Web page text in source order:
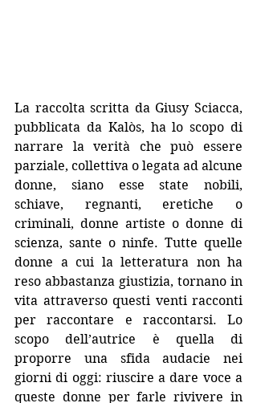
La raccolta scritta da Giusy Sciacca,
pubblicata da Kalòs, ha lo scopo di
narrare la verità che può essere
parziale, collettiva o legata ad alcune
donne, siano esse state nobili,
schiave, regnanti, eretiche o
criminali, donne artiste o donne di
scienza, sante o ninfe. Tutte quelle
donne a cui la letteratura non ha
reso abbastanza giustizia, tornano in
vita attraverso questi venti racconti
per raccontare e raccontarsi. Lo
scopo dell’autrice è quella di
proporre una sfida audacie nei
giorni di oggi: riuscire a dare voce a
queste donne per farle rivivere in